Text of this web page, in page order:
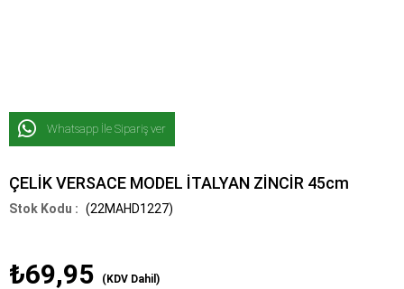
Whatsapp İle Sipariş ver
ÇELİK VERSACE MODEL İTALYAN ZİNCİR 45cm
(22MAHD1227)
₺69,95 (KDV Dahil)